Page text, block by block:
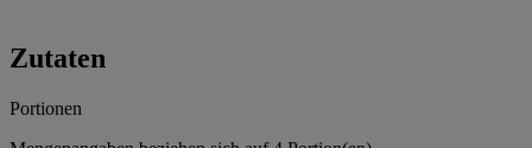
Zutaten
Portionen